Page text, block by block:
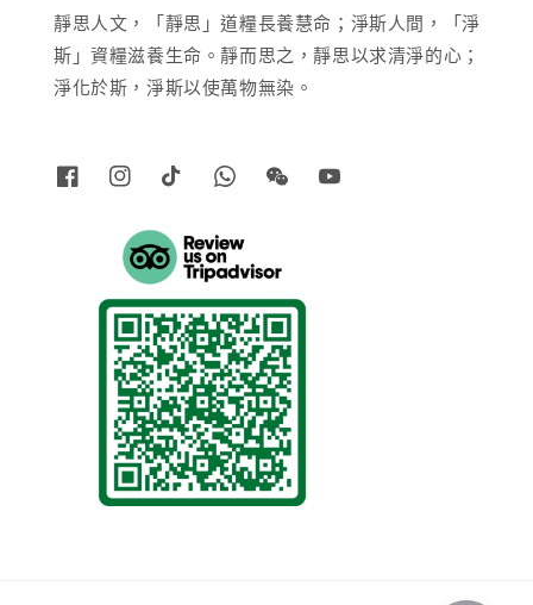
靜思人文，「靜思」道糧長養慧命；淨斯人間，「淨
斯」資糧滋養生命。靜而思之，靜思以求清淨的心；
淨化於斯，淨斯以使萬物無染。